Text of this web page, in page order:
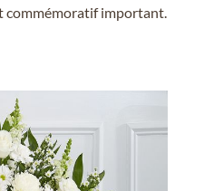
commémoratif important.